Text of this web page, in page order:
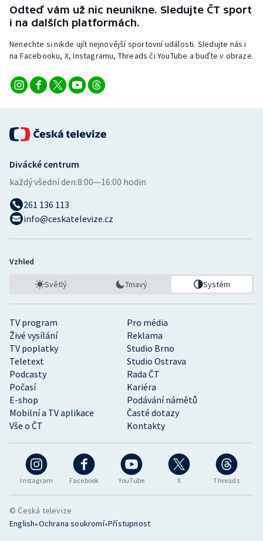
Odteď vám už nic neunikne. Sledujte ČT sport
i na dalších platformách.
Nenechte si nikde ujít nejnovější sportovní události. Sledujte nás i
na Facebooku, X, Instagramu, Threads či YouTube a buďte v obraze.
Instagram Facebook YouTube X Threads
TV program
Pro média
Živé vysílání
Reklama
TV poplatky
Studio Brno
Teletext
Studio Ostrava
Podcasty
Rada ČT
Počasí
Kariéra
E-shop
Podávání námětů
Mobilní a TV aplikace
Časté dotazy
Vše o ČT
Kontakty
Divácké centrum
každý všední den:8:00—16:00 hodin
261 136 113
info@ceskatelevize.cz
Vzhled
Světlý Tmavý Systém
© Česká televize
English•Ochrana soukromí•Přístupnost